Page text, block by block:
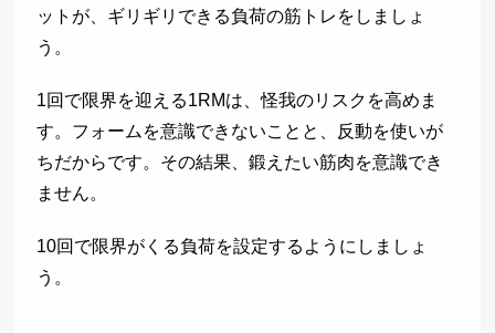
ットが、ギリギリできる負荷の筋トレをしましょ
う。
1回で限界を迎える1RMは、怪我のリスクを高めま
す。フォームを意識できないことと、反動を使いが
ちだからです。その結果、鍛えたい筋肉を意識でき
ません。
10回で限界がくる負荷を設定するようにしましょ
う。